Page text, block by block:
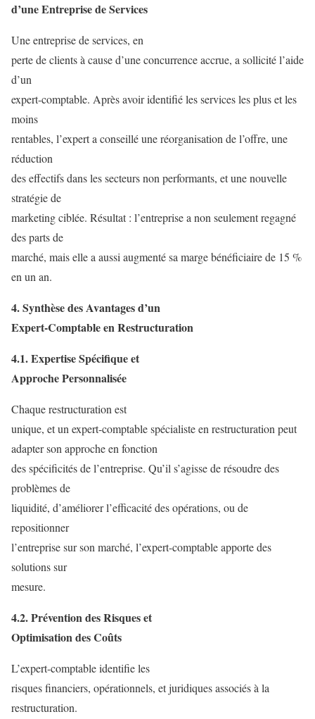
d’une Entreprise de Services
Une entreprise de services, en
perte de clients à cause d’une concurrence accrue, a sollicité l’aide
d’un
expert-comptable. Après avoir identifié les services les plus et les
moins
rentables, l’expert a conseillé une réorganisation de l’offre, une
réduction
des effectifs dans les secteurs non performants, et une nouvelle
stratégie de
marketing ciblée. Résultat : l’entreprise a non seulement regagné
des parts de
marché, mais elle a aussi augmenté sa marge bénéficiaire de 15 %
en un an.
4. Synthèse des Avantages d’un
Expert-Comptable en Restructuration
4.1. Expertise Spécifique et
Approche Personnalisée
Chaque restructuration est
unique, et un expert-comptable spécialiste en restructuration peut
adapter son approche en fonction
des spécificités de l’entreprise. Qu’il s’agisse de résoudre des
problèmes de
liquidité, d’améliorer l’efficacité des opérations, ou de
repositionner
l’entreprise sur son marché, l’expert-comptable apporte des
solutions sur
mesure.
4.2. Prévention des Risques et
Optimisation des Coûts
L’expert-comptable identifie les
risques financiers, opérationnels, et juridiques associés à la
restructuration.